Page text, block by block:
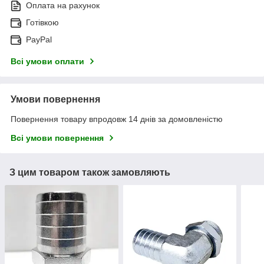
Оплата на рахунок
Готівкою
PayPal
Всі умови оплати
Умови повернення
Повернення товару впродовж 14 днів за домовленістю
Всі умови повернення
З цим товаром також замовляють